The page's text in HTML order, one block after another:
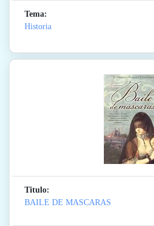
Tema:
Historia
Titulo:
BAILE DE MASCARAS